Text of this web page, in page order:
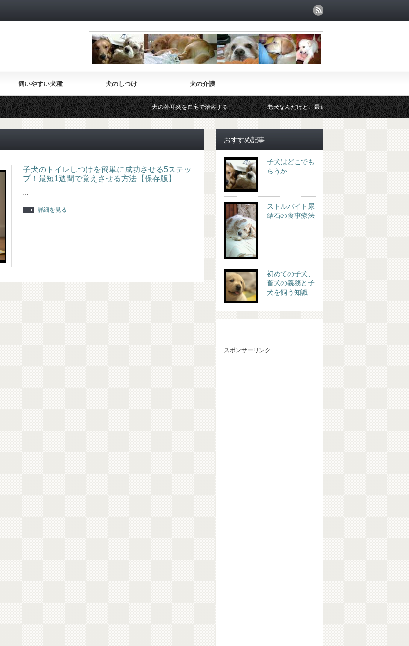
飼いやすい犬種 犬のしつけ 犬の介護
犬の外耳炎を自宅で治療する 老犬なんだけど、最近水をよく飲むようになったと相談されま
子犬のトイレしつけを簡単に成功させる5ステッ
プ！最短1週間で覚えさせる方法【保存版】
…
詳細を見る
おすすめ記事
子犬はどこでも
らうか
ストルバイト尿
結石の食事療法
初めての子犬、
畜犬の義務と子
犬を飼う知識
スポンサーリンク